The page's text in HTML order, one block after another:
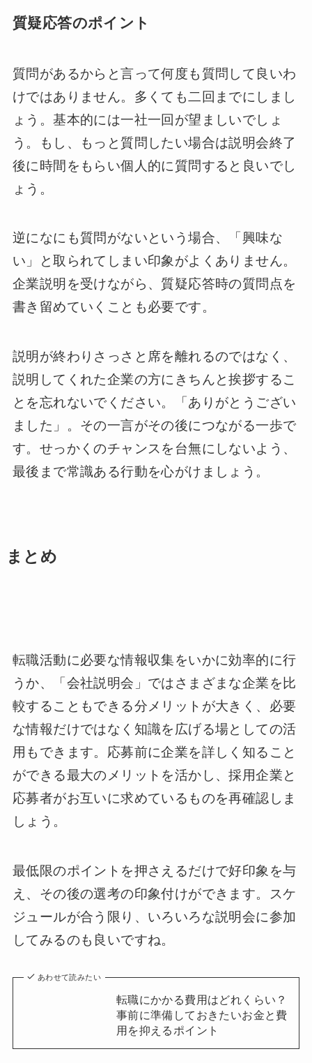
質疑応答のポイント
質問があるからと言って何度も質問して良いわ
けではありません。多くても二回までにしまし
ょう。基本的には一社一回が望ましいでしょ
う。もし、もっと質問したい場合は説明会終了
後に時間をもらい個人的に質問すると良いでし
ょう。
逆になにも質問がないという場合、「興味な
い」と取られてしまい印象がよくありません。
企業説明を受けながら、質疑応答時の質問点を
書き留めていくことも必要です。
説明が終わりさっさと席を離れるのではなく、
説明してくれた企業の方にきちんと挨拶するこ
とを忘れないでください。「ありがとうござい
ました」。その一言がその後につながる一歩で
す。せっかくのチャンスを台無にしないよう、
最後まで常識ある行動を心がけましょう。
まとめ
転職活動に必要な情報収集をいかに効率的に行
うか、「会社説明会」ではさまざまな企業を比
較することもできる分メリットが大きく、必要
な情報だけではなく知識を広げる場としての活
用もできます。応募前に企業を詳しく知ること
ができる最大のメリットを活かし、採用企業と
応募者がお互いに求めているものを再確認しま
しょう。
最低限のポイントを押さえるだけで好印象を与
え、その後の選考の印象付けができます。スケ
ジュールが合う限り、いろいろな説明会に参加
してみるのも良いですね。
あわせて読みたい
転職にかかる費用はどれくらい？
事前に準備しておきたいお金と費
用を抑えるポイント